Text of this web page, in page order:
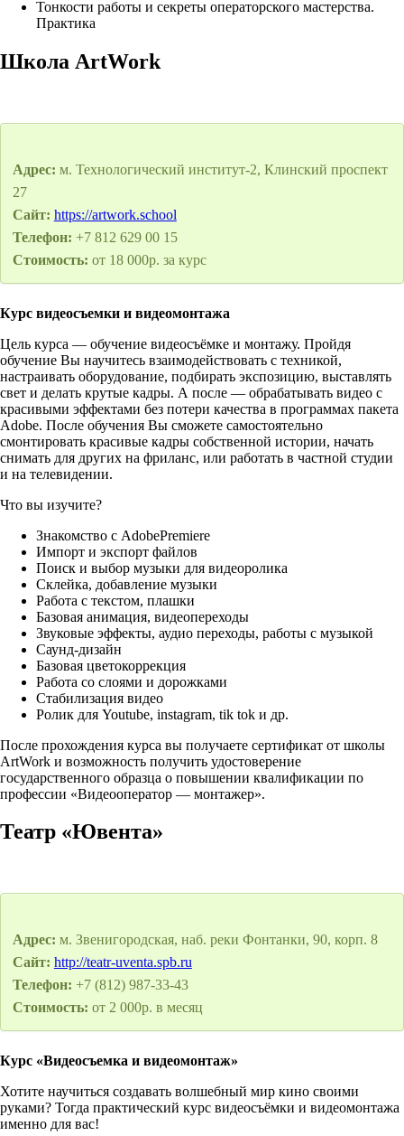
Тонкости работы и секреты операторского мастерства.
Практика
Школа ArtWork
Адрес: м. Технологический институт-2, Клинский проспект
27
Сайт: https://artwork.school
Телефон: +7 812 629 00 15
Стоимость: от 18 000р. за курс
Курс видеосъемки и видеомонтажа
Цель курса — обучение видеосъёмке и монтажу. Пройдя
обучение Вы научитесь взаимодействовать с техникой,
настраивать оборудование, подбирать экспозицию, выставлять
свет и делать крутые кадры. А после — обрабатывать видео с
красивыми эффектами без потери качества в программах пакета
Adobe. После обучения Вы сможете самостоятельно
смонтировать красивые кадры собственной истории, начать
снимать для других на фриланс, или работать в частной студии
и на телевидении.
Что вы изучите?
Знакомство с AdobePremiere
Импорт и экспорт файлов
Поиск и выбор музыки для видеоролика
Склейка, добавление музыки
Работа с текстом, плашки
Базовая анимация, видеопереходы
Звуковые эффекты, аудио переходы, работы с музыкой
Саунд-дизайн
Базовая цветокоррекция
Работа со слоями и дорожками
Стабилизация видео
Ролик для Youtube, instagram, tik tok и др.
После прохождения курса вы получаете сертификат от школы
ArtWork и возможность получить удостоверение
государственного образца о повышении квалификации по
профессии «Видеооператор — монтажер».
Театр «Ювента»
Адрес: м. Звенигородская, наб. реки Фонтанки, 90, корп. 8
Сайт: http://teatr-uventa.spb.ru
Телефон: +7 (812) 987-33-43
Стоимость: от 2 000р. в месяц
Курс «Видеосъемка и видеомонтаж»
Хотите научиться создавать волшебный мир кино своими
руками? Тогда практический курс видеосъёмки и видеомонтажа
именно для вас!